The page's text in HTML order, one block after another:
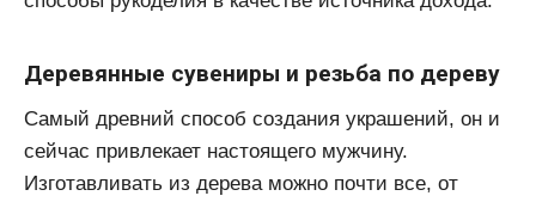
Деревянные сувениры и резьба по дереву
Самый древний способ создания украшений, он и
сейчас привлекает настоящего мужчину.
Изготавливать из дерева можно почти все, от